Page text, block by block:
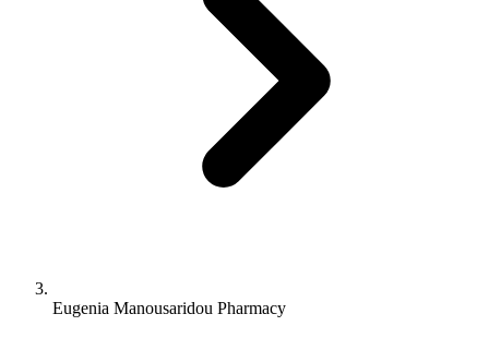
Eugenia Manousaridou Pharmacy